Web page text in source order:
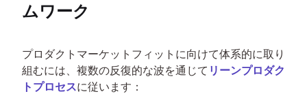
ムワーク
プロダクトマーケットフィットに向けて体系的に取り
組むには、複数の反復的な波を通じて リーンプロダク
トプロセスに従います：